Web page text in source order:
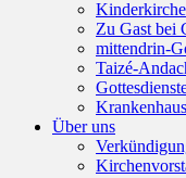
Kinderkirche
Zu Gast bei
mittendrin-
Taizé-
Über uns